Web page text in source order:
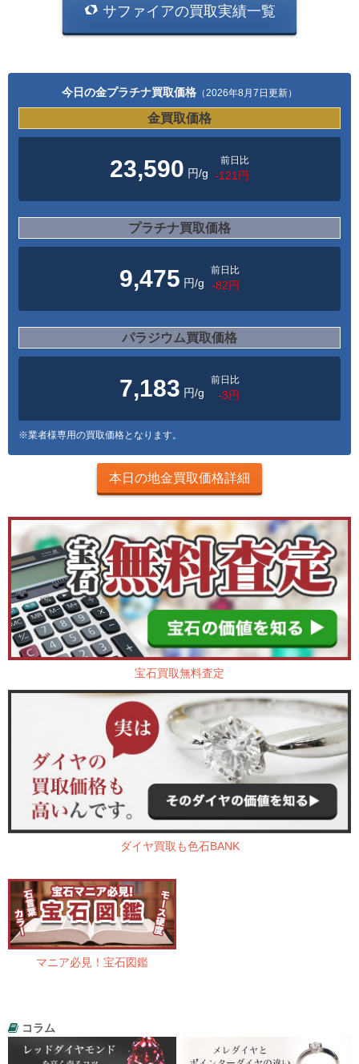
サファイアの買取実績一覧
今日の金プラチナ買取価格 （2026年8月7日更新）
金買取価格
23,590 円/g
前日比
-121円
プラチナ買取価格
9,475 円/g
前日比
-82円
パラジウム買取価格
7,183 円/g
前日比
-3円
※業者様専用の買取価格となります。
本日の地金買取価格詳細
宝石買取無料査定
ダイヤ買取も色石BANK
マニア必見！宝石図鑑
コラム